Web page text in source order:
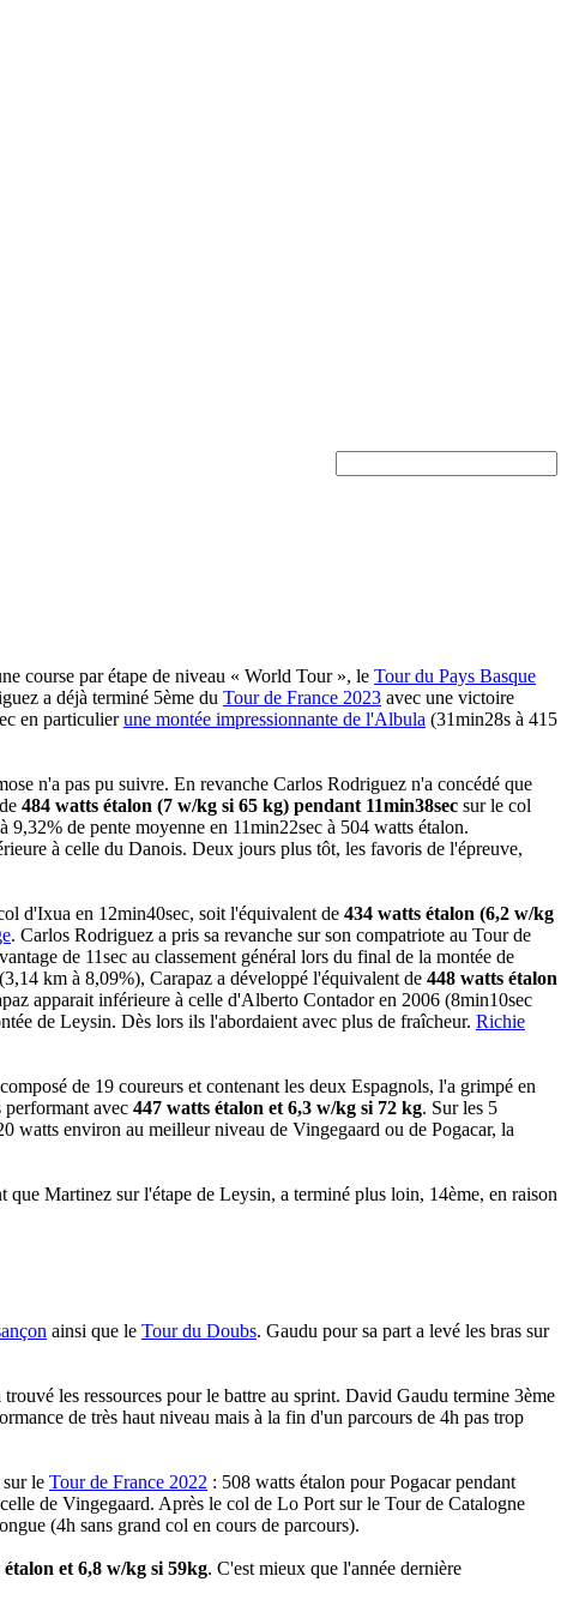
course par étape de niveau « World Tour », le Tour du Pays Basque
a déjà terminé 5ème du Tour de France 2023 avec une victoire
en particulierune montée impressionnante de l'Albula (31min28s à 415
n'a pas pu suivre. En revanche Carlos Rodriguez n'a concédé que
484 watts étalon (7 w/kg si 65 kg) pendant 11min38sec sur le col
de pente moyenne en 11min22sec à 504 watts étalon.
à celle du Danois. Deux jours plus tôt, les favoris de l'épreuve,
d'Ixua en 12min40sec, soit l'équivalent de 434 watts étalon (6,2 w/kg
. Carlos Rodriguez a pris sa revanche sur son compatriote au Tour de
de 11sec au classement général lors du final de la montée de
km à 8,09%), Carapaz a développé l'équivalent de 448 watts étalon
apparait inférieure à celle d'Alberto Contador en 2006 (8min10sec
de Leysin. Dès lors ils l'abordaient avec plus de fraîcheur. Richie
de 19 coureurs et contenant les deux Espagnols, l'a grimpé en
performant avec 447 watts étalon et 6,3 w/kg si 72 kg. Sur les 5
watts environ au meilleur niveau de Vingegaard ou de Pogacar, la
que Martinez sur l'étape de Leysin, a terminé plus loin, 14ème, en raison
ainsi que le Tour du Doubs. Gaudu pour sa part a levé les bras sur
les ressources pour le battre au sprint. David Gaudu termine 3ème
de très haut niveau mais à la fin d'un parcours de 4h pas trop
le Tour de France 2022 : 508 watts étalon pour Pogacar pendant
de Vingegaard. Après le col de Lo Port sur le Tour de Catalogne
(4h sans grand col en cours de parcours).
étalon et 6,8 w/kg si 59kg. C'est mieux que l'année dernière